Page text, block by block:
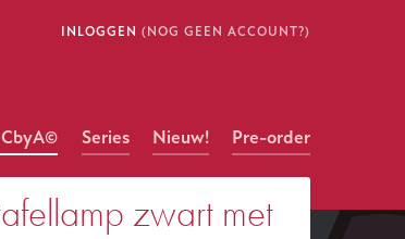
INLOGGEN (NOG GEEN ACCOUNT?)
Series Nieuw! Pre-order
zwart met